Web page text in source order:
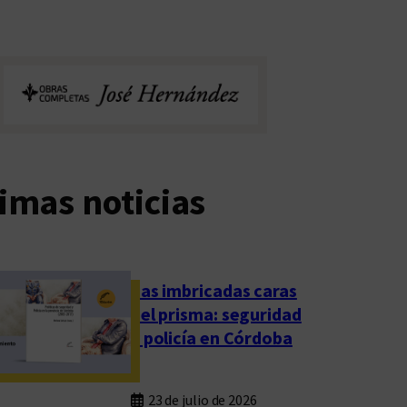
noticias
Las imbricadas caras
del prisma: seguridad
y policía en Córdoba
23 de julio de 2026